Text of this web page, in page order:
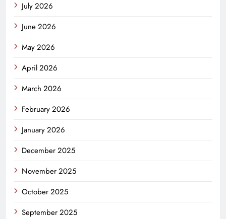
July 2026
June 2026
May 2026
April 2026
March 2026
February 2026
January 2026
December 2025
November 2025
October 2025
September 2025